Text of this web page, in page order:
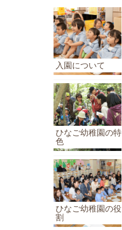
ら
せ
の
ア
ー
カ
イ
ブ
入園について
ひなご幼稚園の特
色
ひなご幼稚園の役
割